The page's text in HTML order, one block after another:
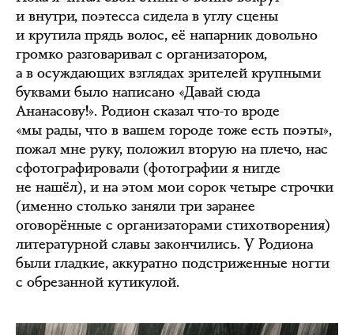
и внутри, поэтесса сидела в углу сцены
и крутила прядь волос, её напарник довольно
громко разговаривал с организатором,
а в осуждающих взглядах зрителей крупными
буквами было написано «Давай сюда
Ананасову!». Родион сказал что-то вроде
«мы рады, что в вашем городе тоже есть поэты»,
пожал мне руку, положил вторую на плечо, нас
сфотографировали (фотографии я нигде
не нашёл), и на этом мои сорок четыре строчки
(именно столько заняли три заранее
оговорённые с организаторами стихотворения)
литературной славы закончились. У Родиона
были гладкие, аккуратно подстриженные ногти
с обрезанной кутикулой.